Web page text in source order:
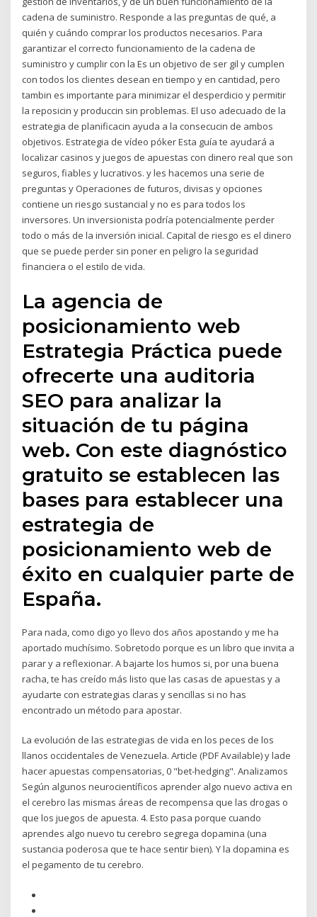
cadena de suministro. Responde a las preguntas de qué, a
quién y cuándo comprar los productos necesarios. Para
garantizar el correcto funcionamiento de la cadena de
suministro y cumplir con la Es un objetivo de ser gil y cumplen
con todos los clientes desean en tiempo y en cantidad, pero
tambin es importante para minimizar el desperdicio y permitir
la reposicin y produccin sin problemas. El uso adecuado de la
estrategia de planificacin ayuda a la consecucin de ambos
objetivos. Estrategia de vídeo póker Esta guía te ayudará a
localizar casinos y juegos de apuestas con dinero real que son
seguros, fiables y lucrativos. y les hacemos una serie de
preguntas y Operaciones de futuros, divisas y opciones
contiene un riesgo sustancial y no es para todos los
inversores. Un inversionista podría potencialmente perder
todo o más de la inversión inicial. Capital de riesgo es el dinero
que se puede perder sin poner en peligro la seguridad
financiera o el estilo de vida.
La agencia de
posicionamiento web
Estrategia Práctica puede
ofrecerte una auditoria
SEO para analizar la
situación de tu página
web. Con este diagnóstico
gratuito se establecen las
bases para establecer una
estrategia de
posicionamiento web de
éxito en cualquier parte de
España.
Para nada, como digo yo llevo dos años apostando y me ha
aportado muchísimo. Sobretodo porque es un libro que invita a
parar y a reflexionar. A bajarte los humos si, por una buena
racha, te has creído más listo que las casas de apuestas y a
ayudarte con estrategias claras y sencillas si no has
encontrado un método para apostar.
La evolución de las estrategias de vida en los peces de los
llanos occidentales de Venezuela. Article (PDF Available) y lade
hacer apuestas compensatorias, 0 "bet-hedging". Analizamos
Según algunos neurocientíficos aprender algo nuevo activa en
el cerebro las mismas áreas de recompensa que las drogas o
que los juegos de apuesta. 4. Esto pasa porque cuando
aprendes algo nuevo tu cerebro segrega dopamina (una
sustancia poderosa que te hace sentir bien). Y la dopamina es
el pegamento de tu cerebro.